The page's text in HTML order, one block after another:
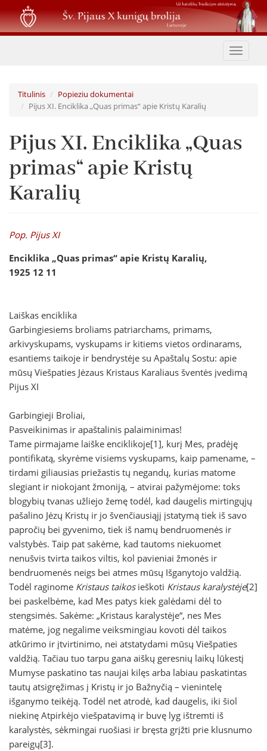
Pereiti
į
pagrindinį
Toggle
Titulinis
Popieziu dokumentai
Pijus XI. Enciklika „Quas primas“ apie Kristų Karalių
Pijus XI. Enciklika „Quas
primas“ apie Kristų
Karalių
Pop. Pijus XI
Enciklika „Quas primas“ apie Kristų Karalių,
1925 12 11
Laiškas enciklika
Garbingiesiems broliams patriarchams, primams,
arkivyskupams, vyskupams ir kitiems vietos ordinarams,
esantiems taikoje ir bendrystėje su Apaštalų Sostu: apie
mūsų Viešpaties Jėzaus Kristaus Karaliaus šventės įvedimą
Pijus XI
Garbingieji Broliai,
Pasveikinimas ir apaštalinis palaiminimas!
Tame pirmajame laiške enciklikoje[1], kurį Mes, pradėję
pontifikatą, skyrėme visiems vyskupams, kaip pamename, –
tirdami giliausias priežastis tų negandų, kurias matome
slegiant ir niokojant žmoniją, – atvirai pažymėjome: toks
blogybių tvanas užliejo žemę todėl, kad daugelis mirtingųjų
pašalino Jėzų Kristų ir jo švenčiausiąjį įstatymą tiek iš savo
papročių bei gyvenimo, tiek iš namų bendruomenės ir
valstybės. Taip pat sakėme, kad tautoms niekuomet
nenušvis tvirta taikos viltis, kol pavieniai žmonės ir
bendruomenės neigs bei atmes mūsų Išganytojo valdžią.
Todėl raginome Kristaus taikosieškoti Kristaus karalystėje[2]
bei paskelbėme, kad Mes patys kiek galėdami dėl to
stengsimės. Sakėme: „Kristaus karalystėje“, nes Mes
matėme, jog negalime veiksmingiau kovoti dėl taikos
atkūrimo ir įtvirtinimo, nei atstatydami mūsų Viešpaties
valdžią. Tačiau tuo tarpu gana aiškų geresnių laikų lūkestį
Mumyse paskatino tas naujai kilęs arba labiau paskatintas
tautų atsigręžimas į Kristų ir jo Bažnyčią – vienintelę
išganymo teikėją. Todėl net atrodė, kad daugelis, iki šiol
niekinę Atpirkėjo viešpatavimą ir buvę lyg ištremti iš
karalystės, sėkmingai ruošiasi ir bręsta grįžti prie klusnumo
pareigų[3].